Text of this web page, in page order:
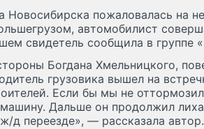
Новосибирска пожаловалась на
автомобилист
свидетель сообщила в группе
Богдана Хмельницкого,
грузовика вышел на
Если бы мы не
Дальше он продолжил
д переезде», — рассказала автор.